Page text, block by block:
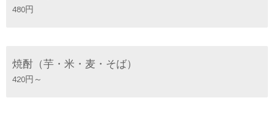
480円
焼酎（芋・米・麦・そば）
420円～